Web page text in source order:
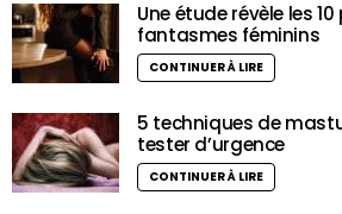
Une étude révèle les
fantasmes féminins
CONTINUER À LIRE
5 techniques de
tester d’urgence
CONTINUER À LIRE